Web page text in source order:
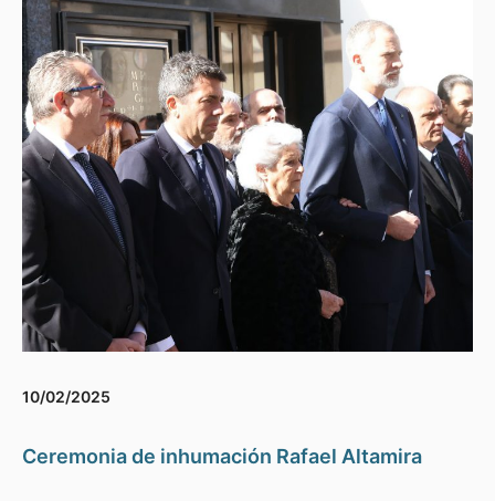
10/02/2025
Ceremonia de inhumación Rafael Altamira